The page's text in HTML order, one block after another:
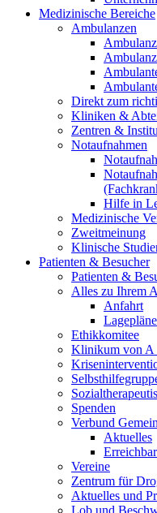
Medizinische Bereiche
Ambulanzen
Direkt zum
Kliniken &
Zentren &
Notaufnahmen
Hilfe in
Medizinische
Zweitmeinung
Klinische
Patienten & Besucher
Patienten &
Alles zu Ihrem
Anfahrt
Lagepläne
Ethikkomitee
Klinikum von A
Spenden
Verbund
Aktuelles
Vereine
Zentrum für
Aktuelles und
Lob und